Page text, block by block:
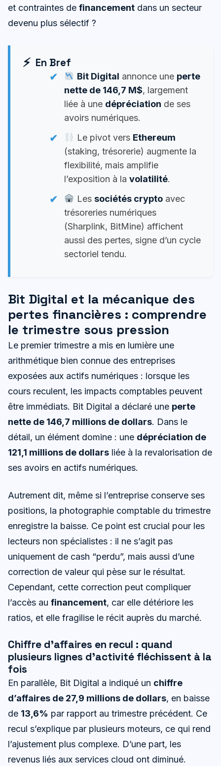
et contraintes de financement dans un secteur
devenu plus sélectif ?
En Bref
Bit Digital annonce une perte
nette de 146,7 M$, largement
liée à une dépréciation de ses
avoirs numériques.
Le pivot vers Ethereum
(staking, trésorerie) augmente la
flexibilité, mais amplifie
l’exposition à la volatilité.
Les sociétés cryptoavec
trésoreries numériques
(Sharplink, BitMine) affichent
aussi des pertes, signe d’un cycle
sectoriel tendu.
Bit Digital et la mécanique des
pertes financières : comprendre
le trimestre sous pression
Le premier trimestre a mis en lumière une
arithmétique bien connue des entreprises
exposées aux actifs numériques : lorsque les
cours reculent, les impacts comptables peuvent
être immédiats. Bit Digital a déclaré une perte
nette de 146,7 millions de dollars. Dans le
détail, un élément domine : une dépréciation de
121,1 millions de dollars liée à la revalorisation de
ses avoirs en actifs numériques.
Autrement dit, même si l’entreprise conserve ses
positions, la photographie comptable du trimestre
enregistre la baisse. Ce point est crucial pour les
lecteurs non spécialistes : il ne s’agit pas
uniquement de cash “perdu”, mais aussi d’une
correction de valeur qui pèse sur le résultat.
Cependant, cette correction peut compliquer
l’accès au financement, car elle détériore les
ratios, et elle fragilise le récit auprès du marché.
Chiffre d’affaires en recul : quand
plusieurs lignes d’activité fléchissent à la
fois
En parallèle, Bit Digital a indiqué un chiffre
d’affaires de 27,9 millions de dollars, en baisse
de 13,6% par rapport au trimestre précédent. Ce
recul s’explique par plusieurs moteurs, ce qui rend
l’ajustement plus complexe. D’une part, les
revenus liés aux services cloud ont diminué.